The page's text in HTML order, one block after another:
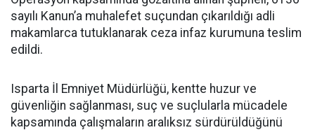
sayılı Kanun’a muhalefet suçundan çıkarıldığı adli
makamlarca tutuklanarak ceza infaz kurumuna teslim
edildi.
Isparta İl Emniyet Müdürlüğü, kentte huzur ve
güvenliğin sağlanması, suç ve suçlularla mücadele
kapsamında çalışmaların aralıksız sürdürüldüğünü